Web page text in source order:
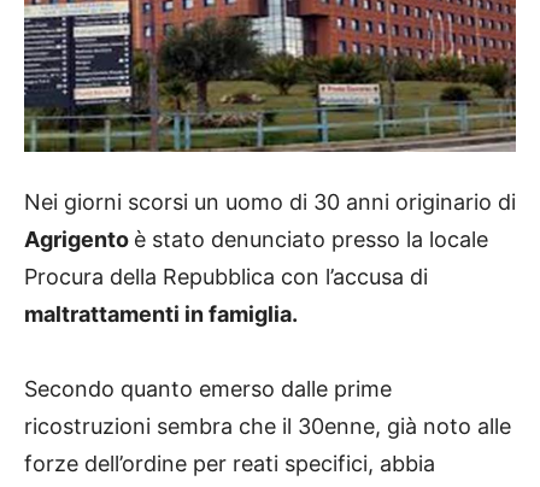
Nei giorni scorsi un uomo di 30 anni originario di
Agrigento è stato denunciato presso la locale
Procura della Repubblica con l’accusa di
maltrattamenti in famiglia.
Secondo quanto emerso dalle prime
ricostruzioni sembra che il 30enne, già noto alle
forze dell’ordine per reati specifici, abbia